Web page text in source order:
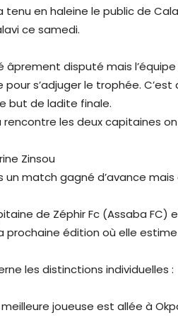
tenu en haleine le public de
ce samedi.
âprement disputé mais
pour s’adjuger le trophée.
but de ladite finale.
les deux capitaines
Zinsou
un match gagné d’avance
de Zéphir Fc (Assaba FC)
prochaine édition où elle
les distinctions individuelles :
joueuse est allée à